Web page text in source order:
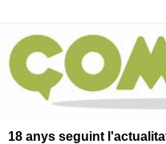
18 anys seguint